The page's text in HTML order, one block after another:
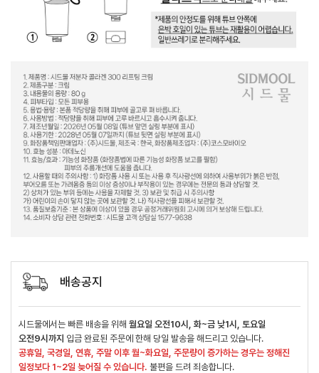
배송공지
시드물에서는 빠른 배송을 위해 월요일 오전10시, 화~금 낮1시, 토요일
오전9시까지 입금 완료된 주문에 한해 당일 발송을 해드리고 있습니다.
공휴일, 국경일, 연휴, 주말 이후 월~화요일, 주문량이 증가하는 경우는 정해진
일정보다 1~2일 늦어질 수 있습니다. 불편을 드려 죄송합니다.